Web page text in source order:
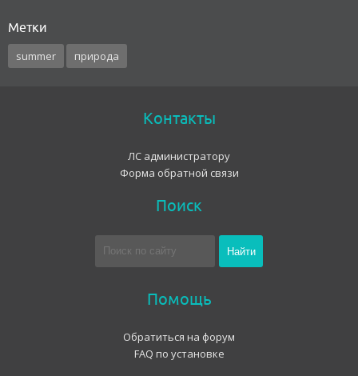
Метки
summer природа
Контакты
ЛС администратору
Форма обратной связи
Поиск
Помощь
Обратиться на форум
FAQ по установке